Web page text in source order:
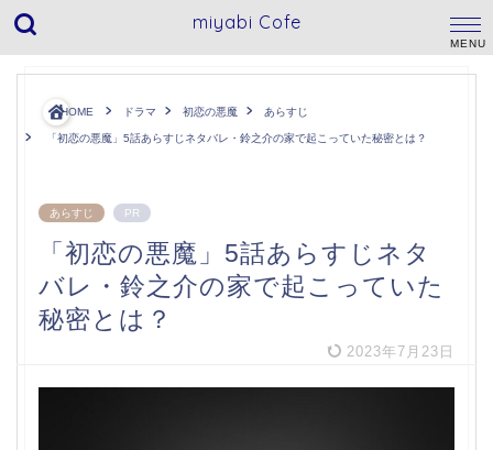
miyabi Cofe
HOME ドラマ 初恋の悪魔 あらすじ
「初恋の悪魔」5話あらすじネタバレ・鈴之介の家で起こっていた秘密とは？
あらすじ PR
「初恋の悪魔」5話あらすじネタ
バレ・鈴之介の家で起こっていた
秘密とは？
2023年7月23日